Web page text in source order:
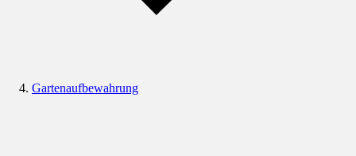
Gartenaufbewahrung